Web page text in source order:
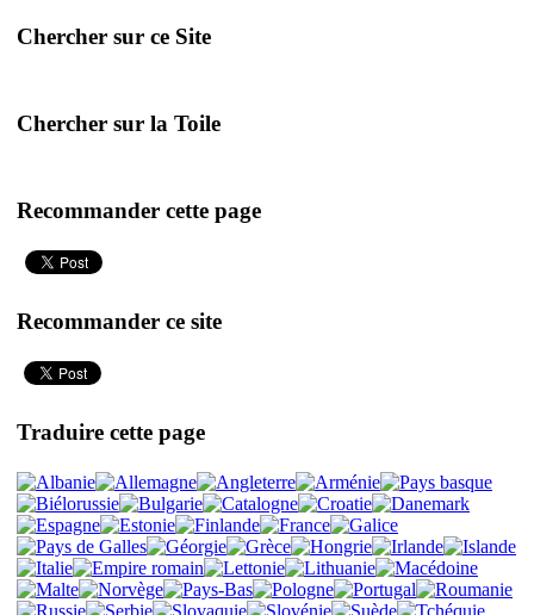
Chercher sur ce Site
Chercher sur la Toile
Recommander cette page
Recommander ce site
Traduire cette page